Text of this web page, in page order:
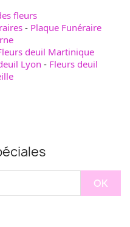
fleurs
- Plaque Funéraire
deuil Martinique
Lyon - Fleurs deuil